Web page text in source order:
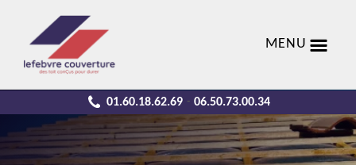
MENU
01.60.18.62.69 - 06.50.73.00.34